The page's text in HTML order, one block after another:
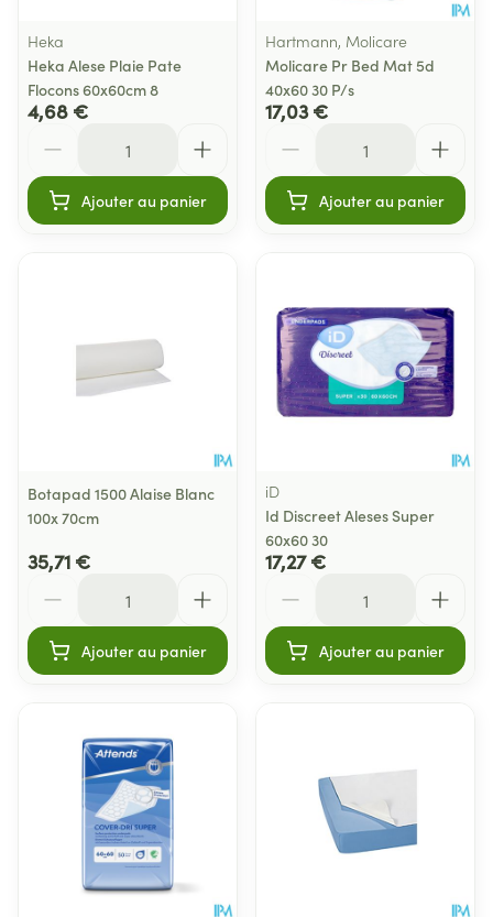
Heka
Heka Alese Plaie Pate
Flocons 60x60cm 8
4,68 €
Ajouter au panier
Hartmann, Molicare
Molicare Pr Bed Mat 5d
40x60 30 P/s
17,03 €
Ajouter au panier
Botapad 1500 Alaise Blanc
100x 70cm
35,71 €
Ajouter au panier
iD
Id Discreet Aleses Super
60x60 30
17,27 €
Ajouter au panier